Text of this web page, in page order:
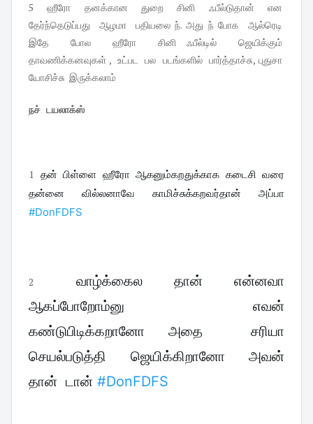
5 ஹீரோ தனக்கான துறை சினி ஃபீல்டுதான் என
தேர்ந்தெடுப்பது ஆழமா பதியலை ந். அது ந் போக ஆல்ரெடி
இதே போல ஹீரோ சினி ஃபீல்டில் ஜெயிக்கும்
தாவணிக்கனவுகள் , உட்பட பல படங்களில் பார்த்தாச்சு, புதுசா
யோசிச்சு இருக்கலாம்
நச் டயலாக்ஸ்
1 தன்  பிள்ளை  ஹீரோ  ஆகனும்கறதுக்காக  கடைசி  வரை
#DonFDFS
2
வாழ்க்கைல  தான்  என்னவா
ஆகப்போறோம்னு  எவன்
கண்டுபிடிக்கறானோ அதை  சரியா
செயல்படுத்தி  ஜெயிக்கிறானோ  அவன்
தான்  டான் #DonFDFS